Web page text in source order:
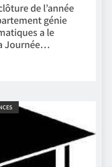
de l’année
génie
a le
Journée…